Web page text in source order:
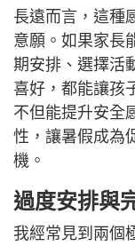
長遠而言，這種
意願。如果家長
期安排、選擇活
喜好，都能讓孩
不但能提升安全
性，讓暑假成為
機。
過度安排與
我經常見到兩個